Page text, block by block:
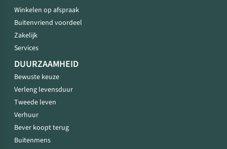
Winkelen op afspraak
Buitenvriend voordeel
Zakelijk
Services
DUURZAAMHEID
Bewuste keuze
Verleng levensduur
Tweede leven
Verhuur
Bever koopt terug
Buitenmens